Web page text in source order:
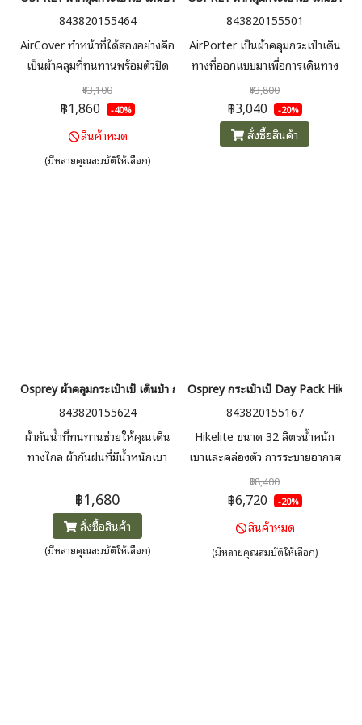
843820155464
AirCover ทำหน้าที่ได้สองอย่างคือ
เป็นผ้าคลุมที่ทนทานพร้อมตัวปิด
แบบซิปด้านหลังเพื่อห่อหุ้มและ
ปกป้องกระเป๋าเป้ของคุณอย่าง
มิดชิดบนรถบัส รถไฟ หรือเครื่อง
บิน และยังทำหน้าที่เป็นผ้าคลุมกัน
ฝนเมื่อคุณออกเดินทางไกลอีกด้วย
฿3,100
฿1,860 -40%
สินค้าหมด
(มีหลายคุณสมบัติให้เลือก)
843820155501
AirPorter เป็นผ้าคลุมกระเป๋าเดิน
ทางที่ออกแบบมาเพื่อการเดินทาง
โดยเฉพาะ ช่วยปกป้องกระเป๋าเป้
สำหรับเดินทาง เดินป่า ระหว่างการ
เดินทาง ซิปที่ล็อกได้ช่วยเพิ่มความ
ปลอดภัย และสายสะพายไหล่ที่ได้
฿3,800
฿3,040 -20%
สั่งซื้อสินค้า
Osprey ผ้าคลุมกระเป๋าเป้ เดินป่า กันฝน กันรอย Ultralight Raincover
843820155624
ผ้ากันน้ำที่ทนทานช่วยให้คุณเดิน
ทางไกล ผ้ากันฝนที่มีน้ำหนักเบา
เป้สะพายหลัง หรือเดินป่าของคุณ
ให้แห้ง มีสามขนาดเพื่อให้พอดีกับ
กระเป๋าเป้เดินป่า ใช้ได้กับบรรจุ
ภัณฑ์ขนาด 30-50L / 50-75L /
฿1,680
สั่งซื้อสินค้า
(มีหลายคุณสมบัติให้เลือก)
Osprey กระเป๋าเป้ Day Pack
843820155167
Hikelite ขนาด 32 ลิตรน้ำหนัก
เบาและคล่องตัว การระบายอากาศ
AirSpeed™ สำหรับ one day
trip ที่ต้องการพกสัมภาระ ระบบ
หลังแบบตาข่าย มาพร้อมเข็มขัด
คาดสะโพกบุนวม เพิ่มช่องใส่ของ
บริเวณสายคาดเอว
฿8,400
฿6,720 -20%
สินค้าหมด
(มีหลายคุณสมบัติให้เลือก)